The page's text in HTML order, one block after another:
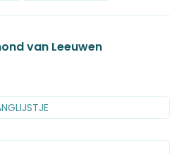
van Leeuwen